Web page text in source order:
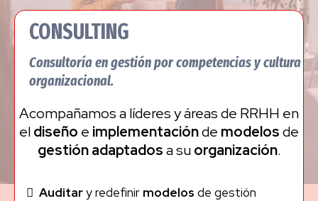
CONSULTING
Consultoría en gestión por competencias y cultura
organizacional.
Acompañamos a líderes y áreas de RRHH en
eldiseño e implementaciónde modelosde
gestión adaptadosa suorganización.
Auditary redefinir modelos de gestión